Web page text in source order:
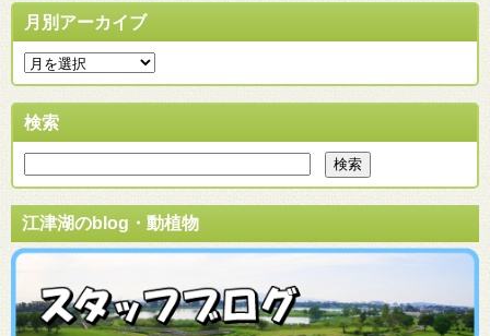
月別アーカイブ
検索
江津湖のblog・動植物